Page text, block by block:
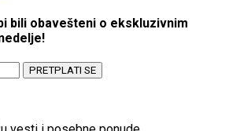
bili obavešteni o ekskluzivnim
PRETPLATI SE